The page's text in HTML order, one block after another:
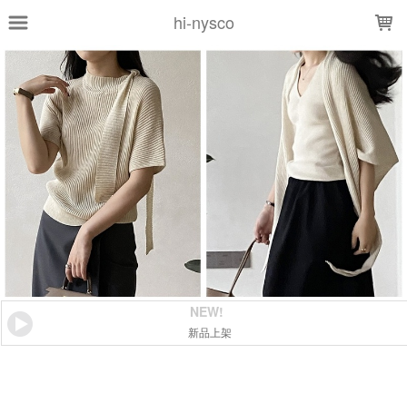
hi-nysco
NEW!
新品上架